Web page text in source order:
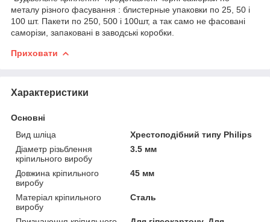
металу різного фасування : блистерные упаковки по 25, 50 і
100 шт. Пакети по 250, 500 і 100шт, а так само не фасовані
саморізи, запаковані в заводські коробки.
Приховати
Характеристики
Основні
Вид шліца
Хрестоподібний типу Philips
Діаметр різьблення
кріпильного виробу
3.5 мм
Довжина кріпильного
виробу
45 мм
Матеріал кріпильного
виробу
Сталь